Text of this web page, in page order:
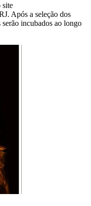
site
Após a seleção dos
incubados ao longo